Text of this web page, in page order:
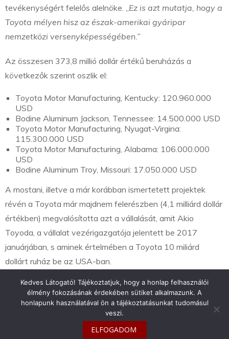
tevékenységért felelős alelnöke. „Ez is azt mutatja, hogy a
Toyota mélyen hisz az észak-amerikai gyáripar
nemzetközi versenyképességében.”
Az összesen 373,8 millió dollár értékű beruházás a
következők szerint oszlik el:
Toyota Motor Manufacturing, Kentucky: 120.960.000
USD
Bodine Aluminum Jackson, Tennessee: 14.500.000 USD
Toyota Motor Manufacturing, Nyugat-Virgina:
115.300.000 USD
Toyota Motor Manufacturing, Alabama: 106.000.000
USD
Bodine Aluminum Troy, Missouri: 17.050.000 USD
A mostani, illetve a már korábban ismertetett projektek
révén a Toyota már majdnem felerészben (4,1 milliárd dollár
értékben) megvalósította azt a vállalását, amit Akio
Toyoda, a vállalat vezérigazgatója jelentett be 2017
januárjában, s aminek értelmében a Toyota 10 miliárd
dollárt ruház be az USA-ban.
info@toyotaclub.hu
Kedves Látogató! Tájékoztatjuk, hogy a honlap felhasználói
élmény fokozásának érdekében sütiket alkalmazunk. A
honlapunk használatával ön a tájékoztatásunkat tudomásul
veszi.
ELFOGADOM